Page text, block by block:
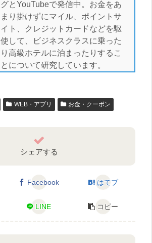
グとYouTubeで発信中。お金をあ
まり掛けずにマイル、ポイントサ
イト、クレジットカードなどを駆
使して、ビジネスクラスに乗った
り高級ホテルに泊まったりするこ
とについて研究しています。
WEB・アプリ お金・クーポン
シェアする
Facebook はてブ
LINE コピー